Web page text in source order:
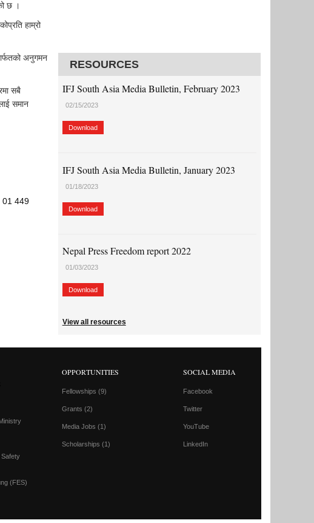
छ ।
हाम्रो
अनुगमन
सबै
समान
01 449
RESOURCES
IFJ South Asia Media Bulletin, February 2023
02/15/2023
Download
IFJ South Asia Media Bulletin, January 2023
01/18/2023
Download
Nepal Press Freedom report 2022
01/03/2023
Download
View all resources
Safety
(FES)
OPPORTUNITIES
Fellowships (9)
Grants (2)
Media Jobs (1)
Scholarships (1)
SOCIAL MEDIA
Facebook
Twitter
YouTube
LinkedIn